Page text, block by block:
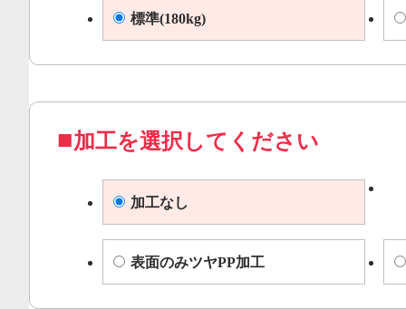
標準(180kg)
加工を選択してください
加工なし
表面のみツヤPP加工